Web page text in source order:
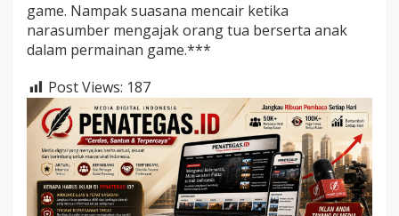
game. Nampak suasana mencair ketika
narasumber mengajak orang tua berserta anak
dalam permainan game.***
Post Views: 187